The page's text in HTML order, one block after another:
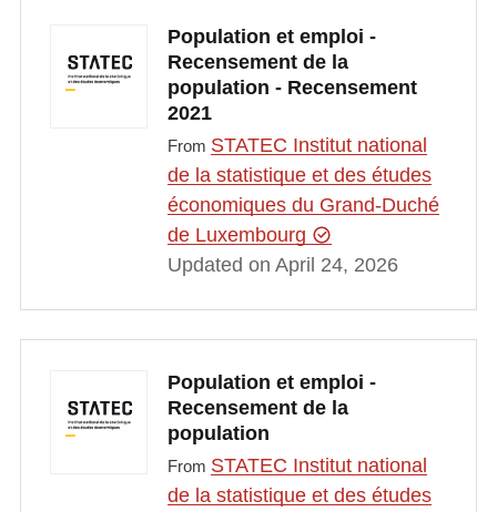
Population et emploi -
Recensement de la
population - Recensement
2021
From STATEC Institut national
de la statistique et des études
économiques du Grand-Duché
de Luxembourg
Updated on April 24, 2026
Population et emploi -
Recensement de la
population
From STATEC Institut national
de la statistique et des études